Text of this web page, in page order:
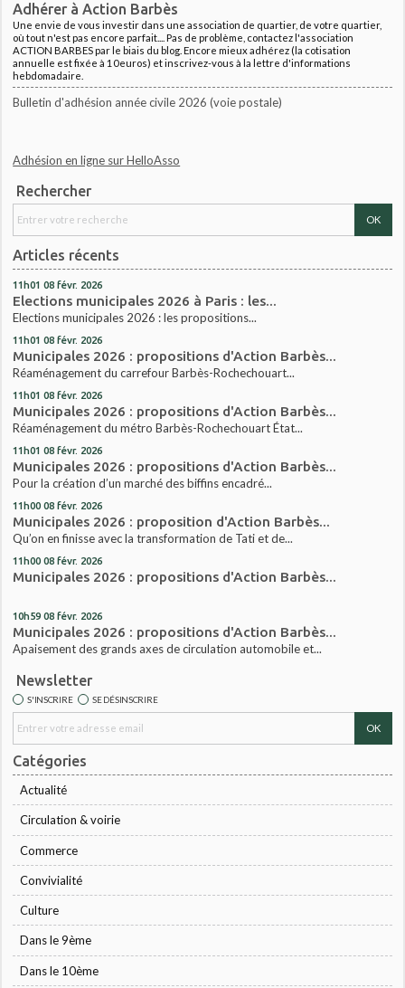
Adhérer à Action Barbès
Une envie de vous investir dans une association de quartier, de votre quartier,
où tout n'est pas encore parfait.... Pas de problème, contactez l'association
ACTION BARBES par le biais du blog. Encore mieux adhérez (la cotisation
annuelle est fixée à 10euros) et inscrivez-vous à la lettre d'informations
hebdomadaire.
Bulletin d'adhésion année civile 2026 (voie postale)
Adhésion en ligne sur HelloAsso
Rechercher
Articles récents
11h01 08 févr. 2026
Elections municipales 2026 à Paris : les...
Elections municipales 2026 : les propositions...
11h01 08 févr. 2026
Municipales 2026 : propositions d'Action Barbès...
Réaménagement du carrefour Barbès-Rochechouart...
11h01 08 févr. 2026
Municipales 2026 : propositions d'Action Barbès...
Réaménagement du métro Barbès-Rochechouart État...
11h01 08 févr. 2026
Municipales 2026 : propositions d'Action Barbès...
Pour la création d’un marché des biffins encadré...
11h00 08 févr. 2026
Municipales 2026 : proposition d'Action Barbès...
Qu’on en finisse avec la transformation de Tati et de...
11h00 08 févr. 2026
Municipales 2026 : propositions d'Action Barbès...
10h59 08 févr. 2026
Municipales 2026 : propositions d'Action Barbès...
Apaisement des grands axes de circulation automobile et...
Newsletter
S'INSCRIRE SE DÉSINSCRIRE
Catégories
Actualité
Circulation & voirie
Commerce
Convivialité
Culture
Dans le 9ème
Dans le 10ème